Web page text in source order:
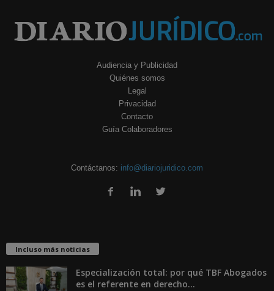
Audiencia y Publicidad
Quiénes somos
Legal
Privacidad
Contacto
Guía Colaboradores
Contáctanos: info@diariojuridico.com
Incluso más noticias
Especialización total: por qué TBF Abogados
es el referente en derecho...